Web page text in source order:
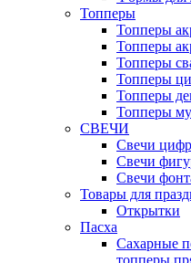
Топперы
Топперы
Топперы
Топперы
Топперы
Топперы
Топперы
СВЕЧИ
Свечи
Свечи
Свечи
Товары для
Открытки
Пасха
Сахарные